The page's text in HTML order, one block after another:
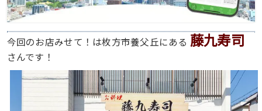
今回のお店みせて！は枚方市養父丘にある 藤九寿司
さんです！